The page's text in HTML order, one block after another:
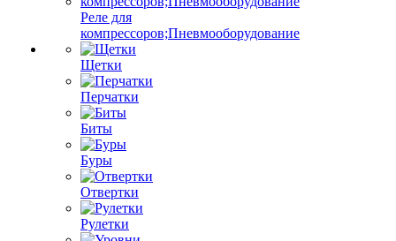
Реле для
компрессоров;Пневмооборудование
Щетки
Перчатки
Биты
Буры
Отвертки
Рулетки